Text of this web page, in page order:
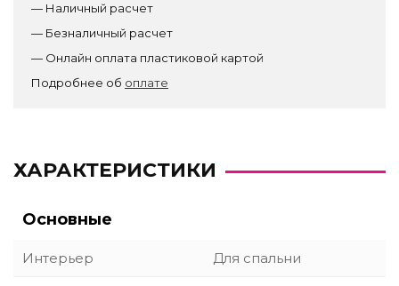
— Наличный расчет
— Безналичный расчет
— Онлайн оплата пластиковой картой
Подробнее об оплате
ХАРАКТЕРИСТИКИ
Основные
Интерьер Для спальни